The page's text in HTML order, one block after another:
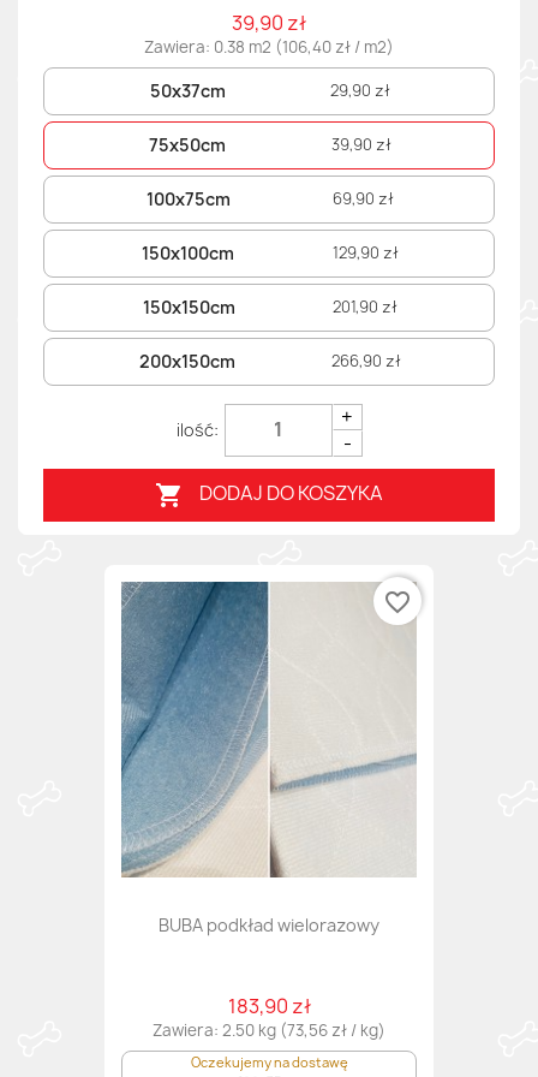
39,90 zł
Zawiera: 0.38 m2 (106,40 zł / m2)
50x37cm 29,90 zł
75x50cm 39,90 zł
100x75cm 69,90 zł
150x100cm 129,90 zł
150x150cm 201,90 zł
200x150cm 266,90 zł
+
-
 DODAJ DO KOSZYKA
BUBA podkład wielorazowy
183,90 zł
Zawiera: 2.50 kg (73,56 zł / kg)
Oczekujemy na dostawę
favorite_border